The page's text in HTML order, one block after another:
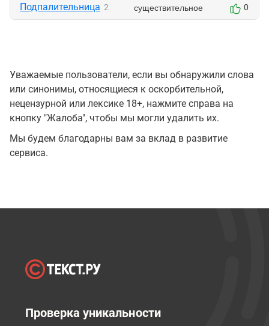
Подпалительница 2 существительное 0
Уважаемые пользователи, если вы обнаружили слова
или синонимы, относящиеся к оскорбительной,
нецензурной или лексике 18+, нажмите справа на
кнопку "Жалоба", чтобы мы могли удалить их.
Мы будем благодарны вам за вклад в развитие
сервиса.
Проверка уникальности